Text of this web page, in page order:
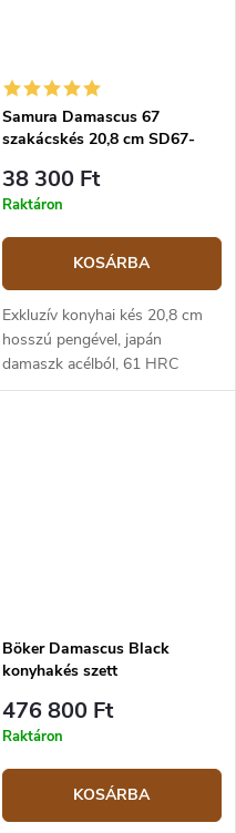
Samura Damascus 67
szakácskés 20,8 cm SD67-
38 300 Ft
Raktáron
KOSÁRBA
Exkluzív konyhai kés 20,8 cm
hosszú pengével, japán
damaszk acélból, 61 HRC
keménységgel. Az micarta
Böker Damascus Black
konyhakés szett
476 800 Ft
Raktáron
KOSÁRBA